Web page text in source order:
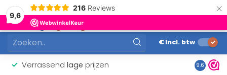
9,6
216 Reviews ×
MENU
0
€Incl. btw
Verrassend lage prijzen 9.6